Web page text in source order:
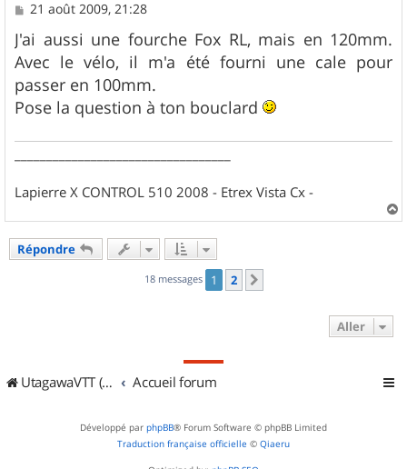
M
s
s
a
g
e
21 août 2009, 21:28
J'ai aussi une fourche Fox RL, mais en 120mm.
Avec le vélo, il m'a été fourni une cale pour
passer en 100mm.
Pose la question à ton bouclard
Lapierre X CONTROL 510 2008 - Etrex Vista Cx -
a
Répondre
18 messages 1 2
Aller
UtagawaVTT (Randos VTT et VTTAE avec traces GPS) Accueil forum
Développé par phpBB® Forum Software © phpBB Limited
Traduction française officielle © Qiaeru